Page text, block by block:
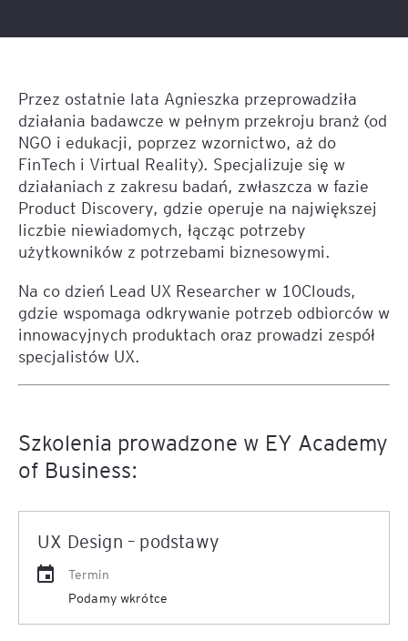
Przez ostatnie lata Agnieszka przeprowadziła
działania badawcze w pełnym przekroju branż (od
NGO i edukacji, poprzez wzornictwo, aż do
FinTech i Virtual Reality). Specjalizuje się w
działaniach z zakresu badań, zwłaszcza w fazie
Product Discovery, gdzie operuje na największej
liczbie niewiadomych, łącząc potrzeby
użytkowników z potrzebami biznesowymi.
Na co dzień Lead UX Researcher w 10Clouds,
gdzie wspomaga odkrywanie potrzeb odbiorców w
innowacyjnych produktach oraz prowadzi zespół
specjalistów UX.
Szkolenia prowadzone w EY Academy
of Business:
UX Design – podstawy
Termin
Podamy wkrótce